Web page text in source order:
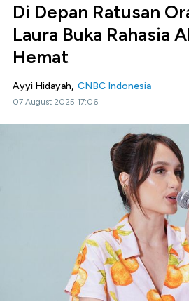
Di Depan Ratusan
Laura Buka Rahasia
Hemat
Ayyi Hidayah, CNBC Indonesia
07 August 2025 17:06